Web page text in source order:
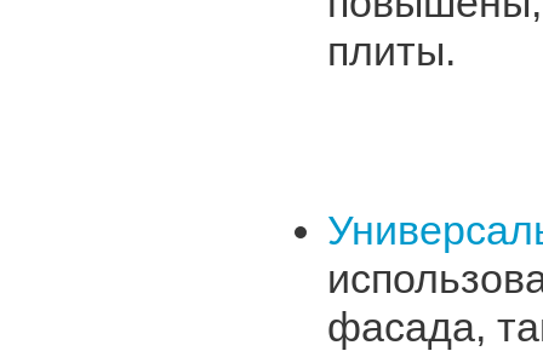
плиты.
фасада,